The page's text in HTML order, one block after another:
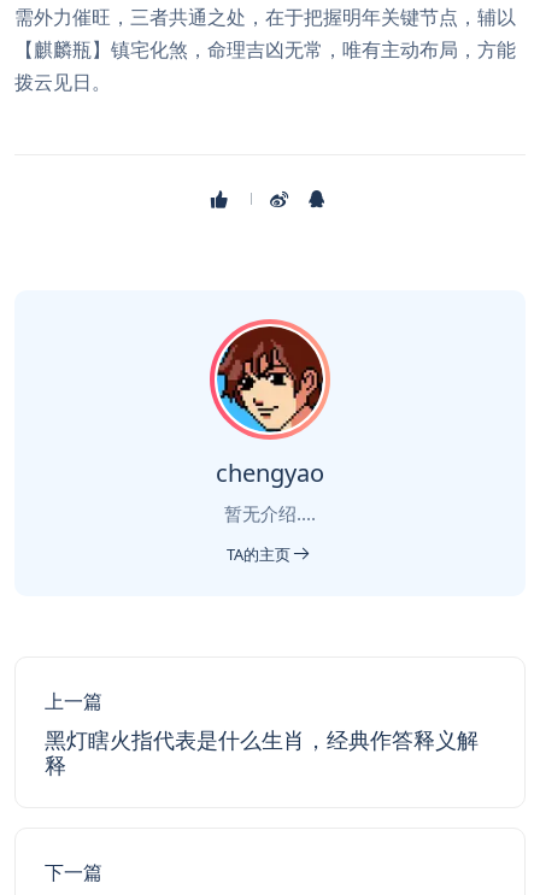
需外力催旺，三者共通之处，在于把握明年关键节点，辅以
【麒麟瓶】镇宅化煞，命理吉凶无常，唯有主动布局，方能
拨云见日。
chengyao
暂无介绍....
TA的主页
上一篇
黑灯瞎火指代表是什么生肖，经典作答释义解
释
下一篇